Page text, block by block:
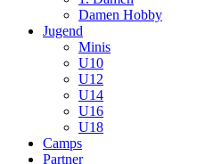
Damen Hobby
Jugend
Minis
U10
U12
U14
U16
U18
Camps
Partner